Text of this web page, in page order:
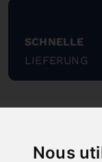
Nous
SCHNELLE
LIEFERUNG
"